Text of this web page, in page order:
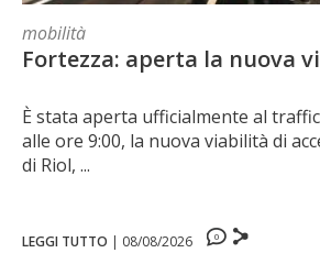
mobilità
Fortezza: aperta la nuova
È stata aperta ufficialmente al
alle ore 9:00, la nuova viabilità di
di Riol, ...
LEGGI TUTTO | 08/08/2026 0